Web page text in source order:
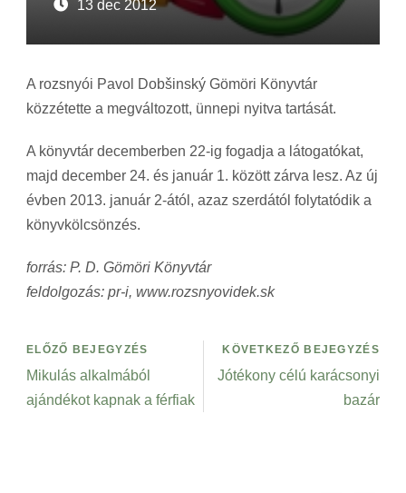
13 dec 2012
A rozsnyói Pavol Dobšinský Gömöri Könyvtár
közzétette a megváltozott, ünnepi nyitva tartását.
A könyvtár decemberben 22-ig fogadja a látogatókat,
majd december 24. és január 1. között zárva lesz. Az új
évben 2013. január 2-ától, azaz szerdától folytatódik a
könyvkölcsönzés.
forrás: P. D. Gömöri Könyvtár
feldolgozás: pr-i, www.rozsnyovidek.sk
ELŐZŐ BEJEGYZÉS
Mikulás alkalmából
ajándékot kapnak a férfiak
KÖVETKEZŐ BEJEGYZÉS
Jótékony célú karácsonyi
bazár